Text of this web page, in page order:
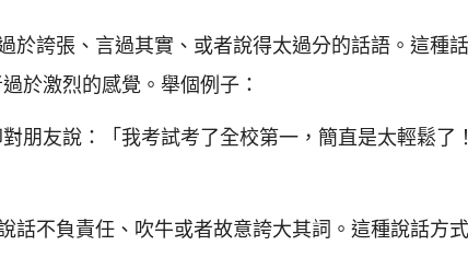
於誇張、言過其實、或者說得太過分的話語。這種
於激烈的感覺。舉個例子：
朋友說：「我考試考了全校第一，簡直是太輕鬆了
話不負責任、吹牛或者故意誇大其詞。這種說話方